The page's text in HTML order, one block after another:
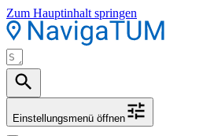
Zum Hauptinhalt springen
Einstellungsmenü öffnen